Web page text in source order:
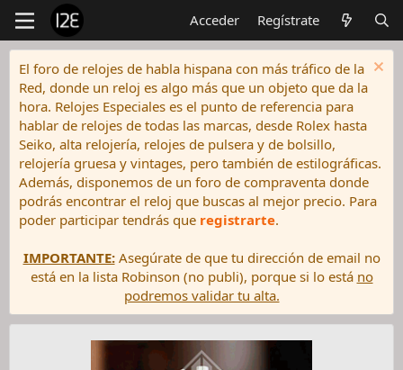
Acceder Regístrate
El foro de relojes de habla hispana con más tráfico de la
Red, donde un reloj es algo más que un objeto que da la
hora. Relojes Especiales es el punto de referencia para
hablar de relojes de todas las marcas, desde Rolex hasta
Seiko, alta relojería, relojes de pulsera y de bolsillo,
relojería gruesa y vintages, pero también de estilográficas.
Además, disponemos de un foro de compraventa donde
podrás encontrar el reloj que buscas al mejor precio. Para
poder participar tendrás que registrarte.
IMPORTANTE:Asegúrate de que tu dirección de email no
está en la lista Robinson (no publi), porque si lo está no
podremos validar tu alta.